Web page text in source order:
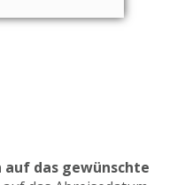
auf das gewünschte